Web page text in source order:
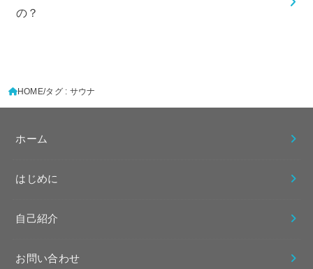
の？
HOME タグ : サウナ
ホーム
はじめに
自己紹介
お問い合わせ